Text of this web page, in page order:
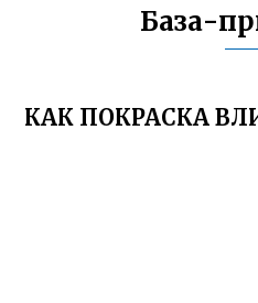
База-
КАК ПОКРАСКА